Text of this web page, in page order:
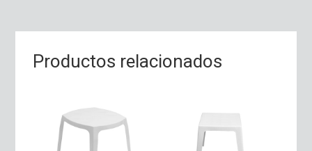
Productos relacionados